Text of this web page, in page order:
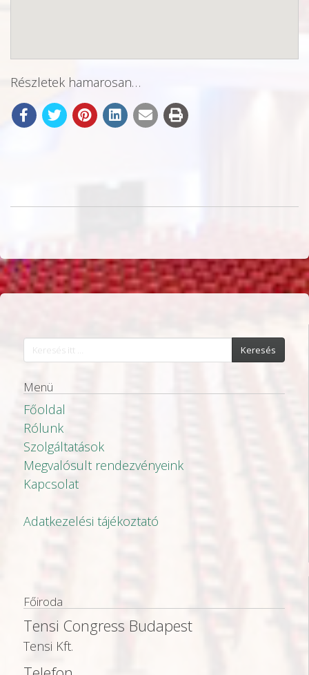
Részletek hamarosan…
Keresés
Menü
Főoldal
Rólunk
Szolgáltatások
Megvalósult rendezvényeink
Kapcsolat
Adatkezelési tájékoztató
Főiroda
Tensi Congress Budapest
Tensi Kft.